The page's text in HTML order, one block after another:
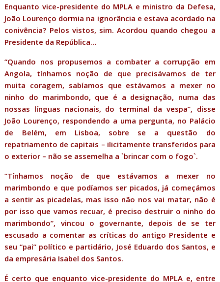
Enquanto vice-presidente do MPLA e ministro da Defesa,
João Lourenço dormia na ignorância e estava acordado na
conivência? Pelos vistos, sim. Acordou quando chegou a
Presidente da República…
“Quando nos propusemos a combater a corrupção em
Angola, tínhamos noção de que precisávamos de ter
muita coragem, sabíamos que estávamos a mexer no
ninho do marimbondo, que é a designação, numa das
nossas línguas nacionais, do terminal da vespa”, disse
João Lourenço, respondendo a uma pergunta, no Palácio
de Belém, em Lisboa, sobre se a questão do
repatriamento de capitais – ilicitamente transferidos para
o exterior – não se assemelha a `brincar com o fogo`.
“Tínhamos noção de que estávamos a mexer no
marimbondo e que podíamos ser picados, já começámos
a sentir as picadelas, mas isso não nos vai matar, não é
por isso que vamos recuar, é preciso destruir o ninho do
marimbondo”, vincou o governante, depois de se ter
escusado a comentar as críticas do antigo Presidente e
seu “pai” político e partidário, José Eduardo dos Santos, e
da empresária Isabel dos Santos.
É certo que enquanto vice-presidente do MPLA e, entre